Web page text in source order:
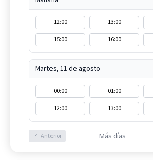
12:00 13:00
15:00
16:00
Martes, 11 de agosto
00:00 01:00
12:00
13:00
Anterior Más días